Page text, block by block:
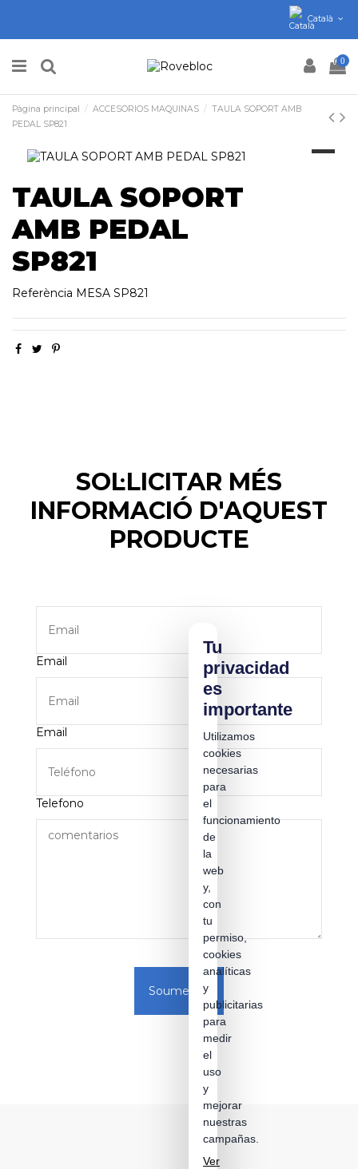
Català
0
Pàgina principal ACCESORIOS MAQUINAS
TAULA SOPORT AMB
PEDAL SP821
TAULA SOPORT
AMB PEDAL
SP821
Referència MESA SP821
SOL·LICITAR MÉS
INFORMACIÓ D'AQUEST
PRODUCTE
Email
Email
Telefono
Soumettre
Tu
privacidad
es
importante
Utilizamos
cookies
necesarias
para
el
funcionamiento
de
la
web
y,
con
tu
permiso,
cookies
analíticas
y
publicitarias
para
medir
el
uso
y
mejorar
nuestras
campañas.
Ver